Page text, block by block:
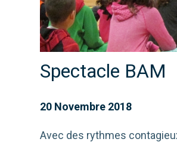
Spectacle BAM
20 Novembre 2018
Avec des rythmes